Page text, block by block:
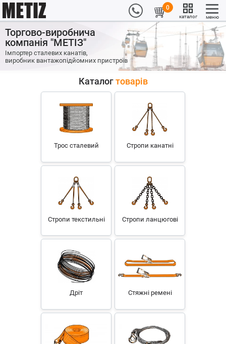
0
каталог меню
Торгово-виробнича
компанія "МЕТІЗ"
Імпортер сталевих канатів,
виробник вантажопідйомних пристроїв
Каталогтоварів
Трос сталевий Стропи канатні
Стропи текстильні Стропи ланцюгові
Дріт Стяжні ремені